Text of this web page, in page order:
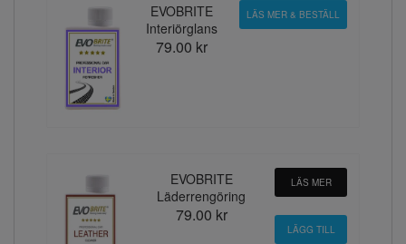
EVOBRITE
Interiörglans
79.00 kr
LÄS MER & BESTÄLL
EVOBRITE
Läderrengöring
79.00 kr
LÄS MER